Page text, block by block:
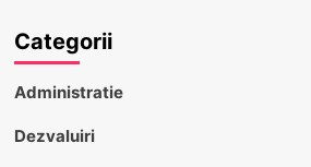
Categorii
Administratie
Dezvaluiri